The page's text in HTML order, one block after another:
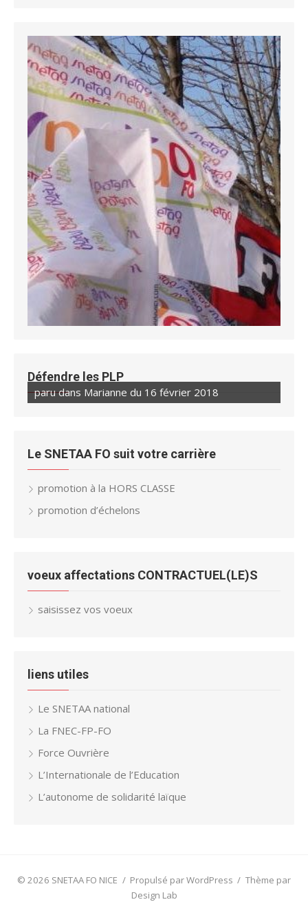
Défendre les PLP
paru dans Marianne du 16 février 2018
Le SNETAA FO suit votre carrière
promotion à la HORS CLASSE
promotion d’échelons
voeux affectations CONTRACTUEL(LE)S
saisissez vos voeux
liens utiles
Le SNETAA national
La FNEC-FP-FO
Force Ouvrière
L’Internationale de l’Education
L’autonome de solidarité laïque
© 2026 SNETAA FO NICE / Propulsé par WordPress / Thème par
Design Lab